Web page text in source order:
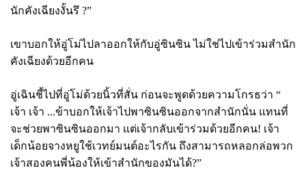
นักคังเฉียงงั้นรึ ?”
เขาบอกให้อู่โม่ไปลาออกให้กับอู่ซินซิน ไม่ใช่ไปเข้าร่วมสำนัก
คังเฉียงด้วยอีกคน
อู่เฉินชี้ไปที่อู่โม่ด้วยนิ้วที่สั่น ก่อนจะพูดด้วยความโกรธว่า “
เจ้า เจ้า ...ข้าบอกให้เจ้าไปพาซินซินออกจากสำนักนั่น แทนที่
จะช่วยพาซินซินออกมา แต่เจ้ากลับเข้าร่วมด้วยอีกคน! เจ้า
เด็กน้อยจางหยูใช้เวทย์มนต์อะไรกัน ถึงสามารถหลอกล่อพวก
เจ้าสองคนพี่น้องให้เข้าสำนักของมันได้?”